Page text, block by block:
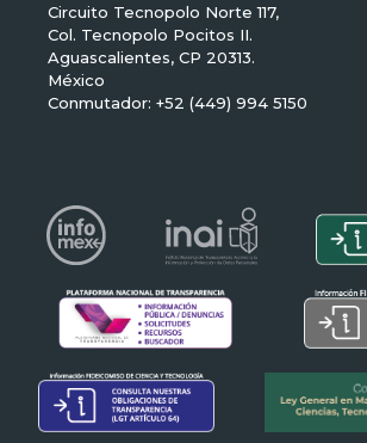
Circuito Tecnopolo Norte 117,
Col. Tecnopolo Pocitos II.
Aguascalientes, CP 20313.
México
Conmutador: +52 (449) 994 5150